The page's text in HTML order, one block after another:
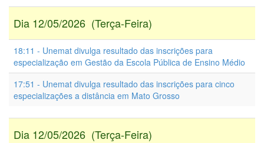
Dia 12/05/2026 (Terça-Feira)
18:11 - Unemat divulga resultado das inscrições para
especialização em Gestão da Escola Pública de Ensino Médio
17:51 - Unemat divulga resultado das inscrições para cinco
especializações a distância em Mato Grosso
Dia 12/05/2026 (Terça-Feira)